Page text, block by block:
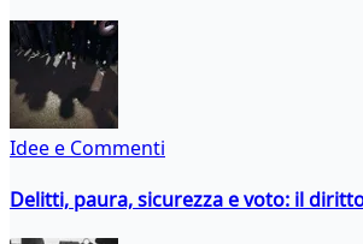
Idee e Commenti
Delitti, paura, sicurezza e voto: il